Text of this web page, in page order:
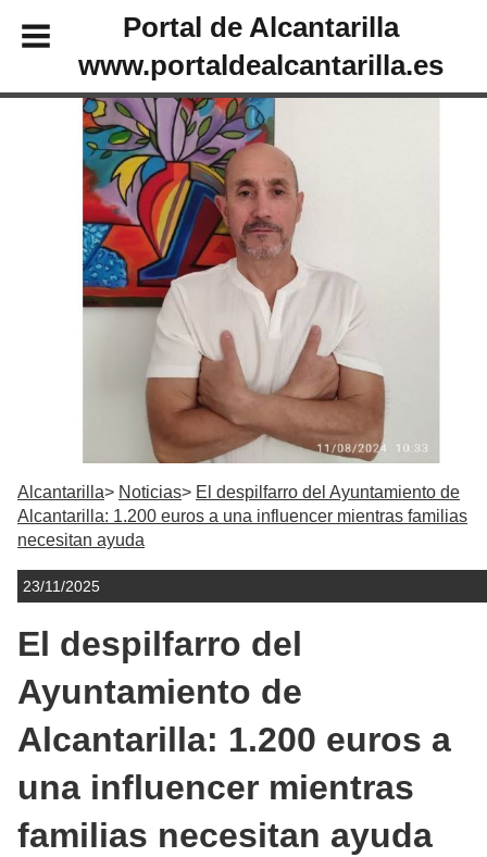
Portal de Alcantarilla
www.portaldealcantarilla.es
Alcantarilla Noticias
El despilfarro del Ayuntamiento de
Alcantarilla: 1.200 euros a una influencer mientras familias
necesitan ayuda
23/11/2025
El despilfarro del
Ayuntamiento de
Alcantarilla: 1.200 euros a
una influencer mientras
familias necesitan ayuda